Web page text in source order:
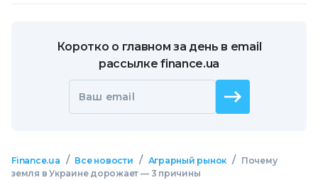
Коротко о главном за день в email
рассылке finance.ua
Ваш email
Finance.ua / Все новости / Аграрный рынок /
Почему
земля в Украине дорожает — 3 причины